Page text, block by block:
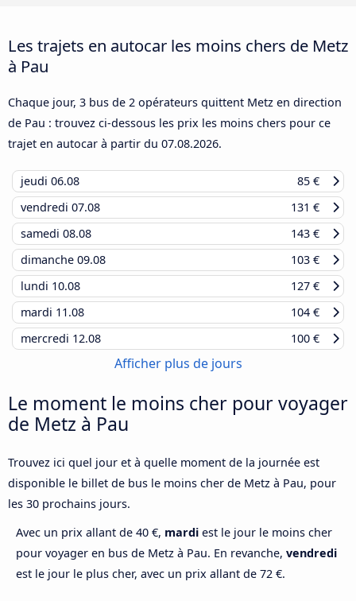
Les trajets en autocar les moins chers de Metz
à Pau
Chaque jour, 3 bus de 2 opérateurs quittent Metz en direction
de Pau : trouvez ci-dessous les prix les moins chers pour ce
trajet en autocar à partir du 07.08.2026.
jeudi 06.08
85 €
vendredi 07.08
131 €
samedi 08.08
143 €
dimanche 09.08
103 €
lundi 10.08
127 €
mardi 11.08
104 €
mercredi 12.08 100 €
Afficher plus de jours
Le moment le moins cher pour voyager
de Metz à Pau
Trouvez ici quel jour et à quelle moment de la journée est
disponible le billet de bus le moins cher de Metz à Pau, pour
les 30 prochains jours.
Avec un prix allant de 40 €, mardi est le jour le moins cher
pour voyager en bus de Metz à Pau. En revanche, vendredi
est le jour le plus cher, avec un prix allant de 72 €.